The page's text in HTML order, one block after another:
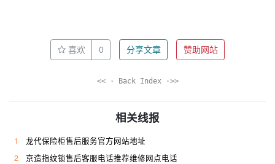
喜欢 0 分享文章 赞助网站
<< · Back Index ·>>
相关线报
1
龙代保险柜售后服务官方网站地址
2
京造指纹锁售后客服电话推荐维修网点电话